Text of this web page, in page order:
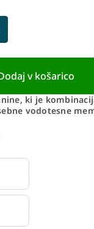
v košarico
ki je
vodotesne